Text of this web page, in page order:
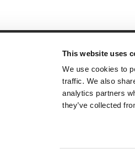
This website uses
We use cookies to
traffic. We also
analytics partners
they’ve collected
van mentoren